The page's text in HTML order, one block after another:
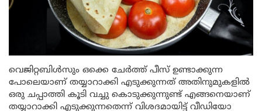
വെജിറ്റബിൾസും ഒക്കെ ചേർത്ത് പീസ് ഉണ്ടാക്കുന്ന
പോലെയാണ് തയ്യാറാക്കി എടുക്കുന്നത് അതിനുമുകളിൽ
ഒരു ചപ്പാത്തി കൂടി വച്ചു കൊടുക്കുന്നുണ്ട് എങ്ങനെയാണ്
തയ്യാറാക്കി എടുക്കുന്നതെന്ന് വിശദമായിട്ട് വീഡിയോ